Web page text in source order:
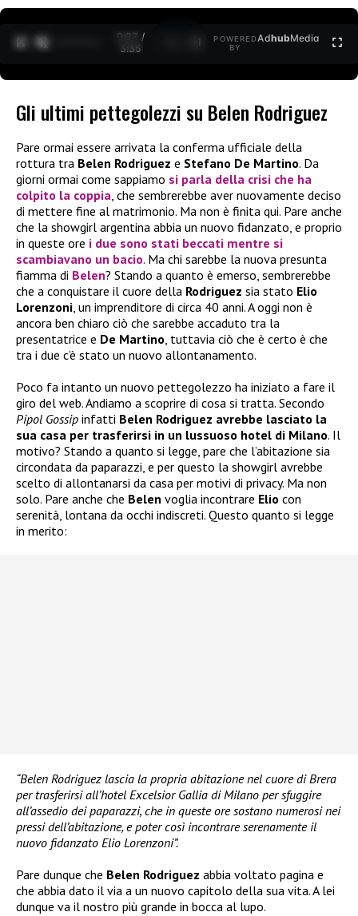
0:28 /
3:35
POWERED
BY
AdhubMedia
Gli ultimi pettegolezzi su Belen Rodriguez
Pare ormai essere arrivata la conferma ufficiale della
rottura tra Belen Rodriguez e Stefano De Martino. Da
giorni ormai come sappiamo si parla della crisi che ha
colpito la coppia, che sembrerebbe aver nuovamente deciso
di mettere fine al matrimonio. Ma non è finita qui. Pare anche
che la showgirl argentina abbia un nuovo fidanzato, e proprio
in queste ore i due sono stati beccati mentre si
scambiavano un bacio. Ma chi sarebbe la nuova presunta
fiamma di Belen? Stando a quanto è emerso, sembrerebbe
che a conquistare il cuore della Rodriguez sia stato Elio
Lorenzoni, un imprenditore di circa 40 anni. A oggi non è
ancora ben chiaro ciò che sarebbe accaduto tra la
presentatrice e De Martino, tuttavia ciò che è certo è che
tra i due c’è stato un nuovo allontanamento.
Poco fa intanto un nuovo pettegolezzo ha iniziato a fare il
giro del web. Andiamo a scoprire di cosa si tratta. Secondo
Pipol Gossip infatti Belen Rodriguez avrebbe lasciato la
sua casa per trasferirsi in un lussuoso hotel di Milano. Il
motivo? Stando a quanto si legge, pare che l’abitazione sia
circondata da paparazzi, e per questo la showgirl avrebbe
scelto di allontanarsi da casa per motivi di privacy. Ma non
solo. Pare anche che Belen voglia incontrare Elio con
serenità, lontana da occhi indiscreti. Questo quanto si legge
in merito:
“Belen Rodriguez lascia la propria abitazione nel cuore di Brera
per trasferirsi all’hotel Excelsior Gallia di Milano per sfuggire
all’assedio dei paparazzi, che in queste ore sostano numerosi nei
pressi dell’abitazione, e poter così incontrare serenamente il
nuovo fidanzato Elio Lorenzoni”.
Pare dunque che Belen Rodriguez abbia voltato pagina e
che abbia dato il via a un nuovo capitolo della sua vita. A lei
dunque va il nostro più grande in bocca al lupo.